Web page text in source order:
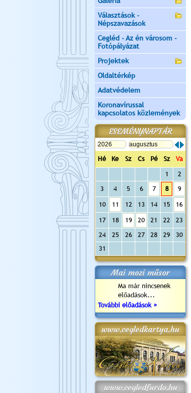
Választások -
Népszavazások
Cegléd - Az én városom -
Fotópályázat
Projektek
Oldaltérkép
Adatvédelem
Koronavírussal
kapcsolatos közlemények
ESEMÉNYNAPTÁR
Hé Ke Sz Cs Pé Sz
Va
1
2
3
4 5 6 7 8 9
10 11 12 13 14 15 16
17 18 19 20 21 22
23
24
25 26 27 28 29
30
31
Mai mozi műsor
Ma már nincsenek
előadások...
További előadások »
www.cegledkartya.hu
www.cegledfurdo.hu